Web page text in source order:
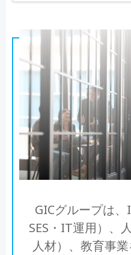
GICグループは
SES・IT運用）、
人材）、教育事